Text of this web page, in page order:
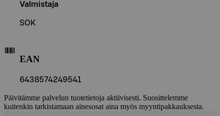
Valmistaja
SOK
EAN
6438574249541
Päivitämme palvelun tuotetietoja aktiivisesti. Suosittelemme
kuitenkin tarkistamaan ainesosat aina myös myyntipakkauksesta.